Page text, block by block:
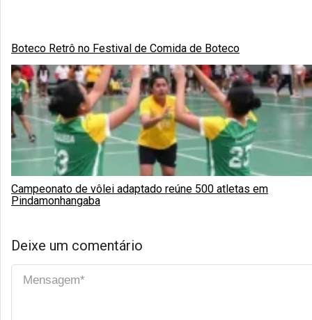
Boteco Retrô no Festival de Comida de Boteco
Campeonato de vôlei adaptado reúne 500 atletas em
Pindamonhangaba
Deixe um comentário